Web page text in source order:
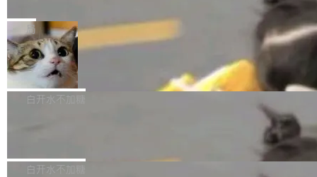
是把这段空隙补上。 回退到任何一次编辑：Delt
aDB 捕获 commit 之间的每一次操作，...
微软同期总资本开支的四成。 与亚马逊、Alpha
bet、微软以及 Meta 等传统科技巨头相比，Spa
ceXAI的资金消耗速度尤为引人瞩目。然而，支
撑庞大支出的资金来源却呈现出截然不同的面
貌。数据显示，微软和 Meta 主要依托充沛的经
一个在终端里运行的编程 agent；Muse Spark
1.2，驱动这个 agent 的新模型。一句话概括：
你可以用 curl -fsSL https://dev.meta.ai/install.
sh | bash 安装一个能在大项目里自动规划、写
代码、验证结果的 AI 终端工具。 据介绍，Muse
个主 agent 循环，外加一组后台 agent。这些后
局
美团开源 LoHoSearch，用知识图谱校
准 AI 能力认知
机器出题的前提，是让机器拥有全局视野。整个
构建流程可以分为四个环节：建图 → 控制难度
白开水不加糖
腾讯网平团队宣布开源了 UCL-MPComm 通信库，并将作为trans
port接入Mooncake TENT。该通信库针对AI Memory池化场景的
白开水不加糖